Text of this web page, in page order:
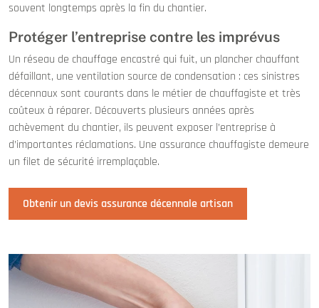
souvent longtemps après la fin du chantier.
Protéger l’entreprise contre les imprévus
Un réseau de chauffage encastré qui fuit, un plancher chauffant
défaillant, une ventilation source de condensation : ces sinistres
décennaux sont courants dans le métier de chauffagiste et très
coûteux à réparer. Découverts plusieurs années après
achèvement du chantier, ils peuvent exposer l’entreprise à
d’importantes réclamations. Une assurance chauffagiste demeure
un filet de sécurité irremplaçable.
Obtenir un devis assurance décennale artisan